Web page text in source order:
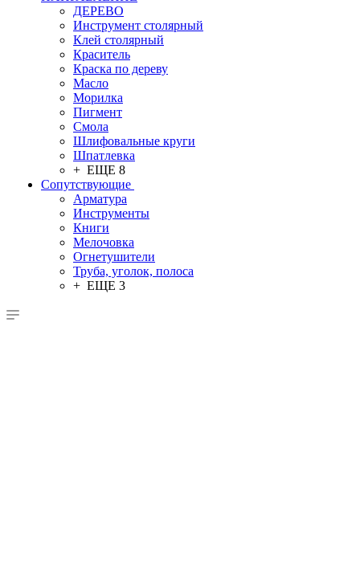
ДЕРЕВО
Инструмент столярный
Клей столярный
Краситель
Краска по дереву
Масло
Морилка
Пигмент
Смола
Шлифовальные круги
Шпатлевка
+ ЕЩЕ 8
Сопутствующие
Арматура
Инструменты
Книги
Мелочовка
Огнетушители
Труба, уголок, полоса
+ ЕЩЕ 3